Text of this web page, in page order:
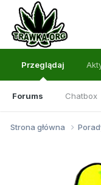
Przeglądaj
Forums Chatbox
Strona główna